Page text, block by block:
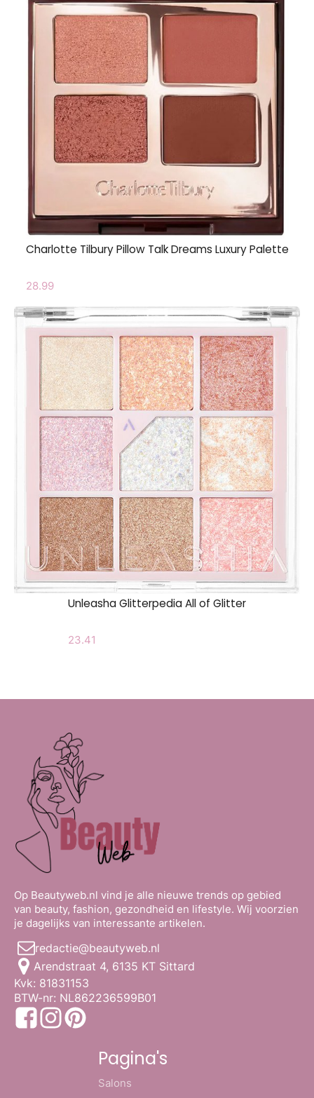
Charlotte Tilbury Pillow Talk Dreams Luxury Palette
28.99
Unleasha Glitterpedia All of Glitter
23.41
Op Beautyweb.nl vind je alle nieuwe trends op gebied
van beauty, fashion, gezondheid en lifestyle. Wij voorzien
je dagelijks van interessante artikelen.
redactie@beautyweb.nl
Arendstraat 4, 6135 KT Sittard
Kvk: 81831153
BTW-nr: NL862236599B01
Pagina's
Salons